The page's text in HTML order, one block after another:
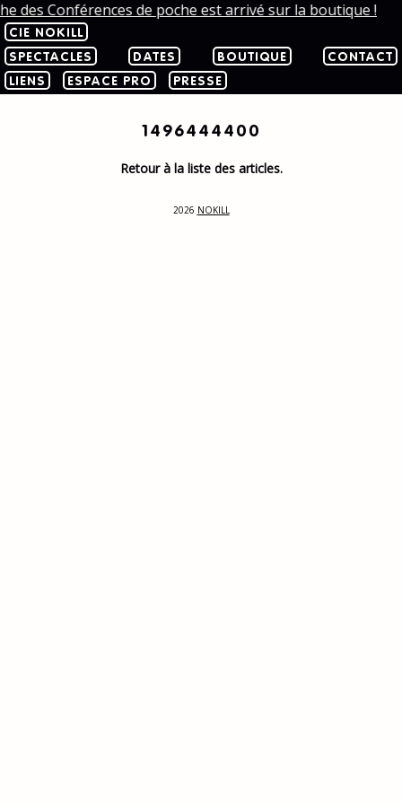
des Conférences de poche est arrivé sur la boutique !
CIE NOKILL
SPECTACLES
DATES BOUTIQUE
CONTACT
LIENS
ESPACE PRO PRESSE
1496444400
Retour à la liste des articles.
2026 NOKILL